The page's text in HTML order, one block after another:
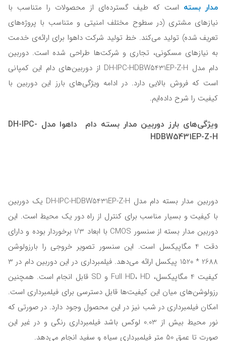
مدار بسته است که طیف گسترده‌ای از محصولات را متناسب با
نیاز‌های مشتری (در سطوح مختلف امنیتی و متناسب با پروژه‌های
تعریف شده) تولید می‌کند. خط تولید شرکت داهوا برای ارائه‌ی خدمت
به نیازهای مسکونی، تجاری و شرکت‌ها طراحی شده است. دوربین
دام مدل DH-IPC-HDBW5431EP-Z-H از دوربین‌های دام این کمپانی
است که فروش بالایی دارد. در ادامه ویژگی‌های بارز این دوربین با
کیفیت را شرح داده‌ایم.
ویژگی‌های بارز دوربین مدار بسته دام داهوا مدل DH-IPC-
HDBW5431EP-Z-H
دوربین مدار بسته دام مدل DH-IPC-HDBW5431EP-Z-H یک دوربین
با کیفیت و بسیار مناسب برای کنترل از راه دور یک محیط است. این
دوربین مدار بسته از سنسور CMOS با ابعاد 1/3 برخوردار بوده و دارای
دقت 4 مگاپیکسل است. این سنسور تصویر خروجی را بارزولوشن
2688 * 1520 پیکسل ارائه می‌دهد. فیلمبرداری در این دوربین دام در 3
کیفیت 4 مگاپیکسل، Full HD، HD و SD قابل انجام است. همچنین
رزولوشن‌های میان این کیفیت‌ها قابل دسترسی برای فیلمبرداری است.
امکان فیلمبرداری در شب نیز در این محصول وجود دارد. در صورتی که
نور محیط بیش از 0.03 لوکس باشد فیلمبرداری رنگی و در غیر این
صورت تا عمق 50 متر فیلمبرداری سیاه و سفید انجام می‌دهد.